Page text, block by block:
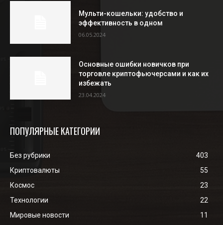
Мульти-кошельки: удобство и
эффективность в одном
06.05.2024
Основные ошибки новичков при
торговле криптофьючерсами и как их
избежать
23.04.2024
ПОПУЛЯРНЫЕ КАТЕГОРИИ
Без рубрики
403
Криптовалюты
55
Космос
23
Технологии
22
Мировые новости
11